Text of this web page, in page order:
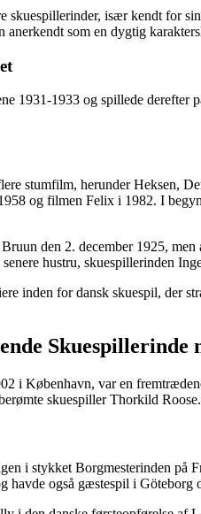
skuespillerinder, især kendt for
som en dygtig
1931-1933 og spillede
stumfilm, herunder Heksen,
og filmen Felix i 1982. I
den 2. december 1925,
senere hustru, skuespillerinden
inden for dansk skuespil, der
i København, var en
skuespiller Thorkild
i stykket Borgmesterinden
havde også gæstespil i Göteborg